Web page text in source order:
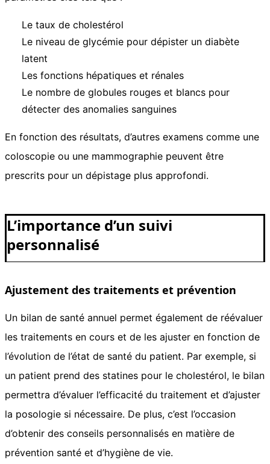
Le taux de cholestérol
Le niveau de glycémie pour dépister un diabète
latent
Les fonctions hépatiques et rénales
Le nombre de globules rouges et blancs pour
détecter des anomalies sanguines
En fonction des résultats, d’autres examens comme une
coloscopie ou une mammographie peuvent être
prescrits pour un dépistage plus approfondi.
L’importance d’un suivi
personnalisé
Ajustement des traitements et prévention
Un bilan de santé annuel permet également de réévaluer
les traitements en cours et de les ajuster en fonction de
l’évolution de l’état de santé du patient. Par exemple, si
un patient prend des statines pour le cholestérol, le bilan
permettra d’évaluer l’efficacité du traitement et d’ajuster
la posologie si nécessaire. De plus, c’est l’occasion
d’obtenir des conseils personnalisés en matière de
prévention santé et d’hygiène de vie.